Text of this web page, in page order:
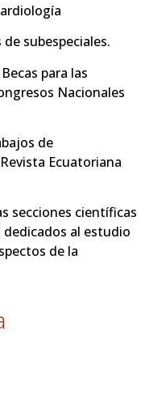
subespeciales.
para las
Nacionales
de
Ecuatoriana
secciones científicas
dedicados al estudio
de la